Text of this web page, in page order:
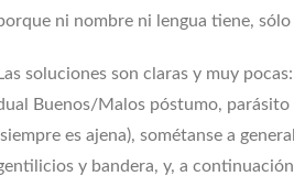
ni nombre ni lengua tiene,
Las soluciones son claras y muy
Buenos/Malos póstumo, parásito
es ajena), sométanse a
y bandera, y, a